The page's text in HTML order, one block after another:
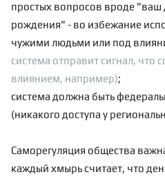
простых вопросов вроде
рождения" - во избежание
чужими людьми или под
система отправит сигнал, что
влиянием, например);
система должна быть
(никакого доступа у
Саморегуляция общества
каждый хмырь считает, что